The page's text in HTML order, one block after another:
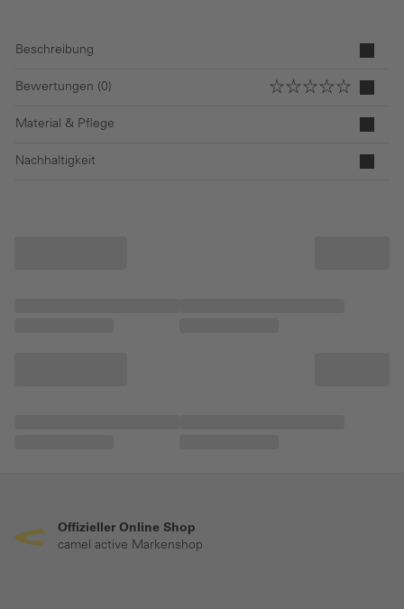
Beschreibung
Bewertungen (0)
Material & Pflege
Nachhaltigkeit
Offizieller Online Shop
camel active Markenshop